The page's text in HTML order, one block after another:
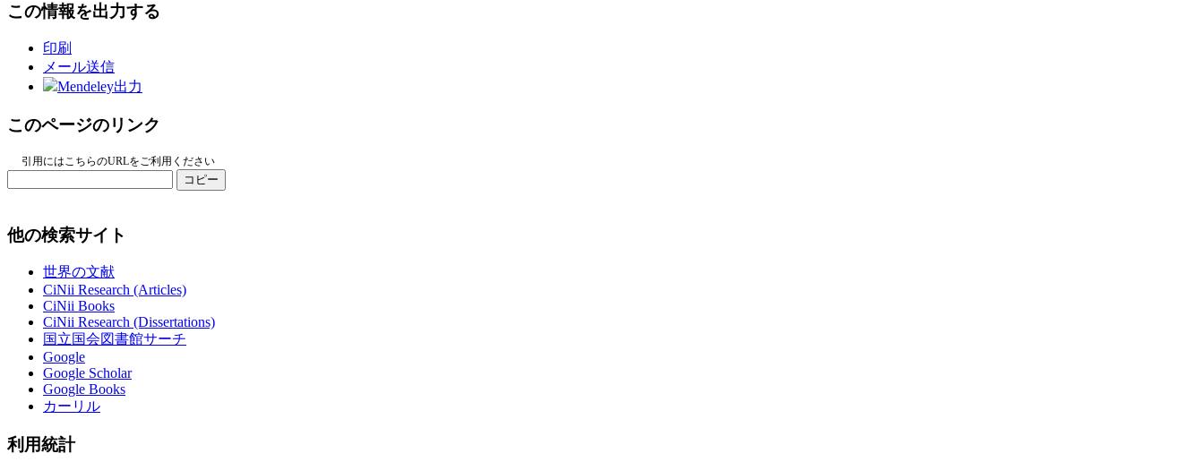
この情報を出力する
印刷
メール送信
Mendeley出力
このページのリンク
引用にはこちらのURLをご利用ください
コピー
他の検索サイト
世界の文献
CiNii Research (Articles)
CiNii Books
CiNii Research (Dissertations)
国立国会図書館サーチ
Google
Google Scholar
Google Books
カーリル
利用統計